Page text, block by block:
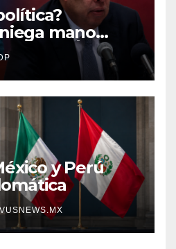
mano
de Ángel
y Perú